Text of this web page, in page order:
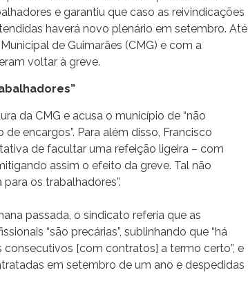
e garantiu que caso as reivindicações
haverá novo plenário em setembro. Até
de Guimarães (CMG) e com a
voltar à greve.
da CMG e acusa o município de “não
encargos”. Para além disso, Francisco
de facultar uma refeição ligeira – com
assim o efeito da greve. Tal não
os trabalhadores”.
passada, o sindicato referia que as
“são precárias”, sublinhando que “há
[com contratos] a termo certo”, e
em setembro de um ano e despedidas